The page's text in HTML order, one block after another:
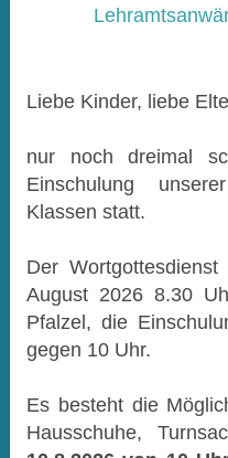
Liebe Kinder, liebe
nur noch dreimal
Einschulung
Klassen statt.
Der
August 2026 8.30
Pfalzel, die
gegen 10 Uhr.
Es besteht die
Hausschuhe,